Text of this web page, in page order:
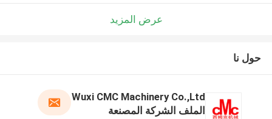
عرض المزيد
حول نا
Wuxi CMC Machinery Co.,Ltd
الملف الشركة المصنعة